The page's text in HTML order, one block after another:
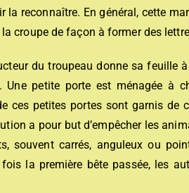
la reconnaître. En général, cette
la croupe de façon à former des
du troupeau donne sa feuille
Une petite porte est ménagée à
ces petites portes sont garnis
a pour but d’empêcher les
souvent carrés, anguleux ou
fois la première bête passée, les